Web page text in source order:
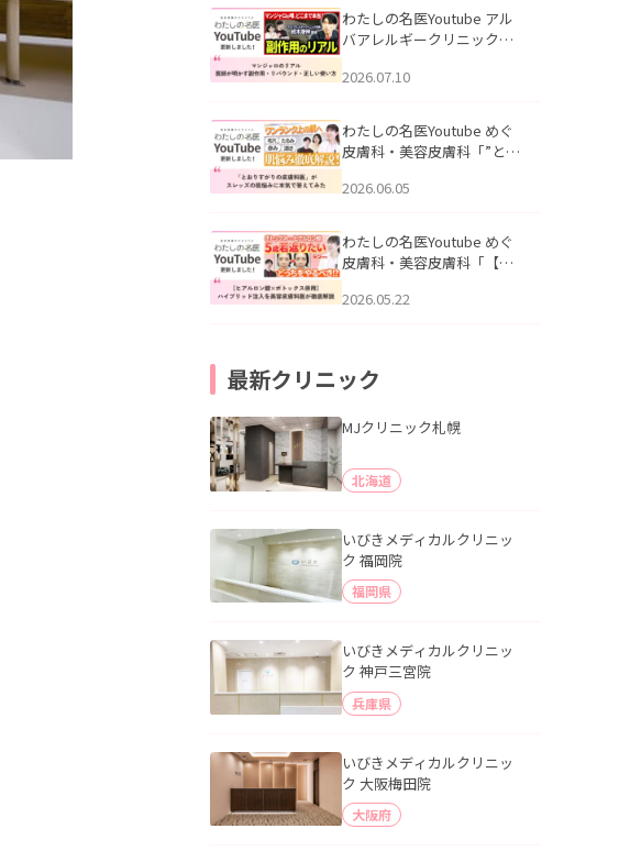
説」を公開いたしました。
わたしの名医Youtube アル
バアレルギークリニック札
医師が明かす副作用・リバ
公開いたしました。
2026.07.10
わたしの名医Youtube めぐ
皮膚科・美容皮膚科「”とお
ッズの肌悩みに本気で答え
た。
2026.06.05
わたしの名医Youtube めぐ
皮膚科・美容皮膚科「【ヒ
用】ハイブリッド注入を美
2026.05.22
最新クリニック
MJクリニック札幌
北海道
いびきメディカルクリニッ
ク 福岡院
福岡県
いびきメディカルクリニッ
ク 神戸三宮院
兵庫県
いびきメディカルクリニッ
ク 大阪梅田院
大阪府